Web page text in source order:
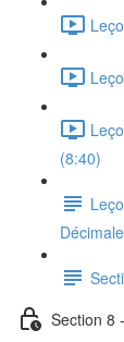
(8:40)
Décimale
Section 8